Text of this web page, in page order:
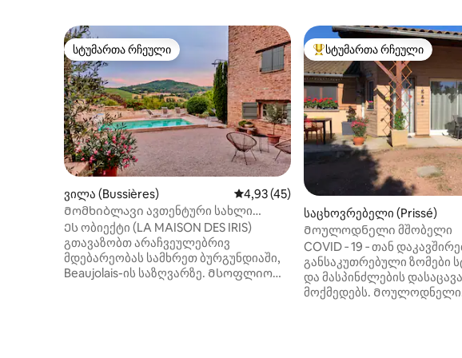
სტუმართა რჩეული
სტუმართა რჩეული
ვილა (Bussières) საშუალო შეფასებაა 5‑დან 4,93, 45
4,93 (45)
Მომხიბლავი ავთენტური სახლი
კლუნის მახლობლად
Ეს ობიექტი (LA MAISON DES IRIS)
გთავაზობთ არაჩვეულებრივ
მდებარეობას სამხრეთ ბურგუნდიაში,
Beaujolais-ის საზღვარზე. Მსოფლიო
სტუმართა რჩეული მოწინავე
სტუმართა რჩეული
საცხოვრებელი (Prissé)
Მოულოდნელი მშობელი
COVID ‑ 19 ‑ თან
განსაკუთრებული ზომები
და მასპინძლების
მოქმედებს. Მოულოდნელი